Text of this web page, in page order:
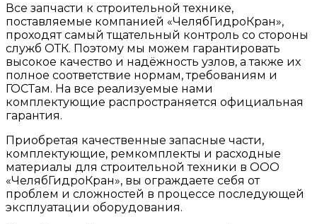
Все запчасти к строительной технике,
поставляемые компанией «ЧелябГидроКран»,
проходят самый тщательный контроль со стороны
служб ОТК. Поэтому мы можем гарантировать
высокое качество и надёжность узлов, а также их
полное соответствие нормам, требованиям и
ГОСТам. На все реализуемые нами
комплектующие распространяется официальная
гарантия.
Приобретая качественные запасные части,
комплектующие, ремкомплекты и расходные
материалы для строительной техники в ООО
«ЧелябГидроКран», вы ограждаете себя от
проблем и сложностей в процессе последующей
эксплуатации оборудования.